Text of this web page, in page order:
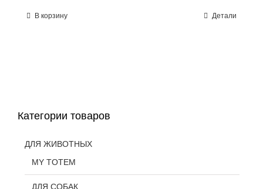
В корзину Детали
Категории товаров
ДЛЯ ЖИВОТНЫХ
MY TOTEM
ДЛЯ СОБАК